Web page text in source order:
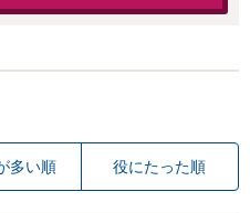
多い順 役にたった順